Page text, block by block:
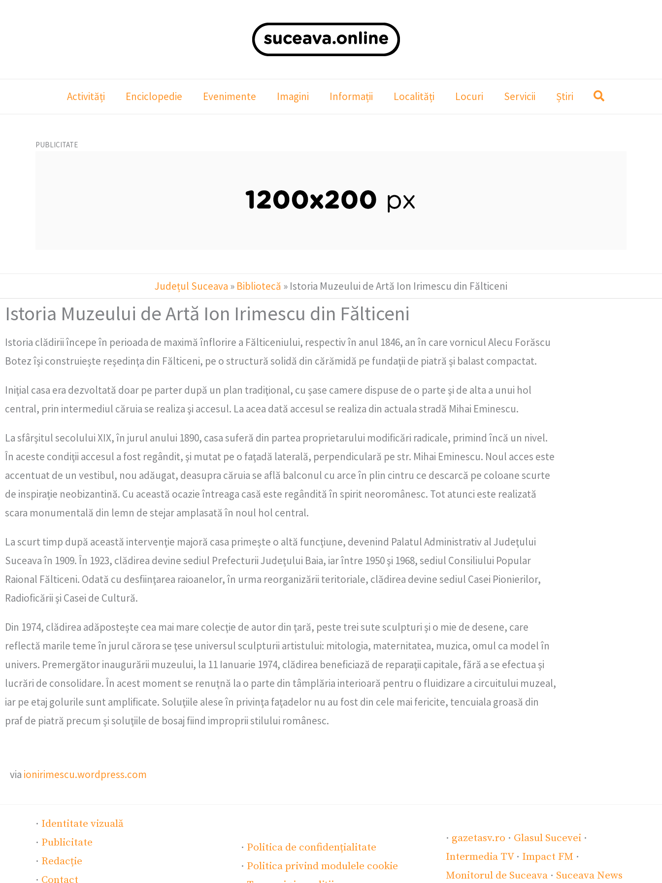
Activități Enciclopedie Evenimente Imagini Informații Localități Locuri Servicii Știri
PUBLICITATE
Județul Suceava » Bibliotecă » Istoria Muzeului de Artă Ion Irimescu din Fălticeni
Istoria Muzeului de Artă Ion Irimescu din Fălticeni
Istoria clădirii începe în perioada de maximă înflorire a Fălticeniului, respectiv în anul 1846, an în care vornicul Alecu Forăscu
Botez îşi construieşte reşedinţa din Fălticeni, pe o structură solidă din cărămidă pe fundaţii de piatră şi balast compactat.
Iniţial casa era dezvoltată doar pe parter după un plan tradiţional, cu şase camere dispuse de o parte şi de alta a unui hol
central, prin intermediul căruia se realiza şi accesul. La acea dată accesul se realiza din actuala stradă Mihai Eminescu.
La sfârşitul secolului XIX, în jurul anului 1890, casa suferă din partea proprietarului modificări radicale, primind încă un nivel.
În aceste condiţii accesul a fost regândit, şi mutat pe o faţadă laterală, perpendiculară pe str. Mihai Eminescu. Noul acces este
accentuat de un vestibul, nou adăugat, deasupra căruia se află balconul cu arce în plin cintru ce descarcă pe coloane scurte
de inspiraţie neobizantină. Cu această ocazie întreaga casă este regândită în spirit neoromânesc. Tot atunci este realizată
scara monumentală din lemn de stejar amplasată în noul hol central.
La scurt timp după această intervenţie majoră casa primeşte o altă funcţiune, devenind Palatul Administrativ al Judeţului
Suceava în 1909. În 1923, clădirea devine sediul Prefecturii Judeţului Baia, iar între 1950 şi 1968, sediul Consiliului Popular
Raional Fălticeni. Odată cu desfiinţarea raioanelor, în urma reorganizării teritoriale, clădirea devine sediul Casei Pionierilor,
Radioficării şi Casei de Cultură.
Din 1974, clădirea adăposteşte cea mai mare colecţie de autor din ţară, peste trei sute sculpturi şi o mie de desene, care
reflectă marile teme în jurul cărora se ţese universul sculpturii artistului: mitologia, maternitatea, muzica, omul ca model în
univers. Premergător inaugurării muzeului, la 11 Ianuarie 1974, clădirea beneficiază de reparaţii capitale, fără a se efectua şi
lucrări de consolidare. În acest moment se renuţnă la o parte din tâmplăria interioară pentru o fluidizare a circuitului muzeal,
iar pe etaj golurile sunt amplificate. Soluţiile alese în privinţa faţadelor nu au fost din cele mai fericite, tencuiala groasă din
praf de piatră precum şi soluţiile de bosaj fiind improprii stilului românesc.
via ionirimescu.wordpress.com
· Identitate vizuală
· Publicitate
· Redacție
· Contact
· Politica de confidențialitate
· Politica privind modulele cookie
· gazetasv.ro · Glasul Sucevei ·
Intermedia TV· Impact FM ·
Monitorul de Suceava · Suceava News